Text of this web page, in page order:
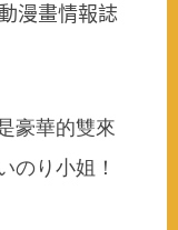
漫畫情報誌
豪華的雙來
のり小姐！